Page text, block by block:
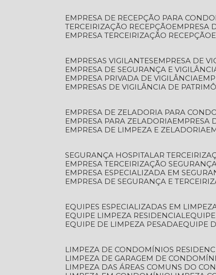
EMPRESA DE RECEPÇÃO PARA
TERCEIRIZAÇÃO RECEPÇÃO
EMPRESA
EMPRESA TERCEIRIZAÇÃO RECEPÇÃO
EMPRESAS VIGILANTES
EMPRESA DE
EMPRESA DE SEGURANÇA E
EMPRESA PRIVADA DE VIGILÂNCIA
EMPRESAS DE VIGILÂNCIA DE
EMPRESA DE ZELADORIA PARA
EMPRESA PARA ZELADORIA
EMPRESA DE LIMPEZA E ZELADORIA
SEGURANÇA HOSPITALAR
EMPRESA TERCEIRIZAÇÃO
EMPRESA ESPECIALIZADA EM
EMPRESA DE SEGURANÇA E
EQUIPES ESPECIALIZADAS EM
EQUIPE LIMPEZA RESIDENCIAL
EQUIPE DE LIMPEZA PESADA EQUIPE
LIMPEZA DE CONDOMÍNIOS
LIMPEZA DE GARAGEM DE
LIMPEZA DAS ÁREAS COMUNS DO